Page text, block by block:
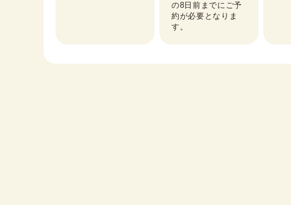
の8日前までにご予
約が必要となりま
す。